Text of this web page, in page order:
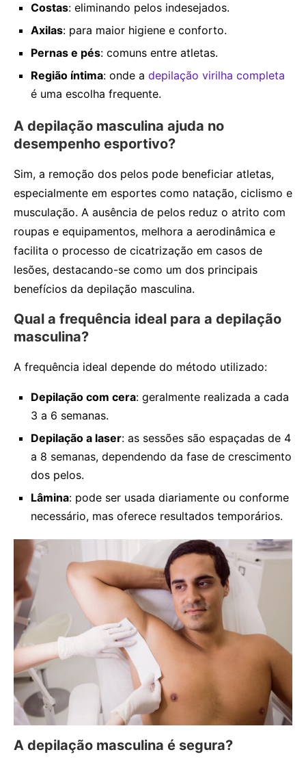
Costas: eliminando pelos indesejados.
Axilas: para maior higiene e conforto.
Pernas e pés: comuns entre atletas.
Região íntima: onde a depilação virilha completa
é uma escolha frequente.
A depilação masculina ajuda no
desempenho esportivo?
Sim, a remoção dos pelos pode beneficiar atletas,
especialmente em esportes como natação, ciclismo e
musculação. A ausência de pelos reduz o atrito com
roupas e equipamentos, melhora a aerodinâmica e
facilita o processo de cicatrização em casos de
lesões, destacando-se como um dos principais
benefícios da depilação masculina.
Qual a frequência ideal para a depilação
masculina?
A frequência ideal depende do método utilizado:
Depilação com cera: geralmente realizada a cada
3 a 6 semanas.
Depilação a laser: as sessões são espaçadas de 4
a 8 semanas, dependendo da fase de crescimento
dos pelos.
Lâmina: pode ser usada diariamente ou conforme
necessário, mas oferece resultados temporários.
A depilação masculina é segura?